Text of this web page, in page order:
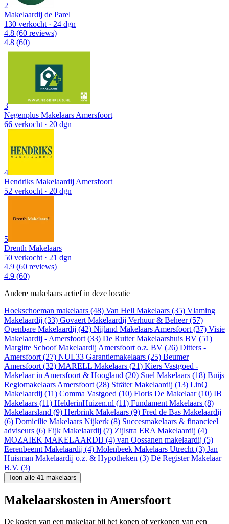
2
Makelaardij de Parel
130 verkocht · 24 dgn
4.8 (60 reviews)
4.8 (60)
3
Negenplus Makelaars Amersfoort
66 verkocht · 20 dgn
4
Hendriks Makelaardij Amersfoort
52 verkocht · 20 dgn
5
Drenth Makelaars
50 verkocht · 21 dgn
4.9 (60 reviews)
4.9 (60)
Andere makelaars actief in deze locatie
Hoekschoeman makelaars (48) Van Hell Makelaars (35) Vlaming
Makelaardij (33) Govaert Makelaardij Verhuur & Beheer (57)
Openbare Makelaardij (42) Nijland Makelaars Amersfoort (37) Visie
Makelaardij - Amersfoort (33) De Ruiter Makelaarshuis BV (51)
Margitte Schoof Makelaardij Amersfoort o.z. BV (26) Ditters -
Amersfoort (27) NUL33 Garantiemakelaars (25) Beumer
Amersfoort (32) MARELL Makelaars (21) Kiers Vastgoed -
Makelaar in Amersfoort & Hoogland (20) Snel Makelaars (18) Buijs
Regiomakelaars Amersfoort (28) Sträter Makelaardij (13) LinQ
Makelaardij (11) Comma Vastgoed (10) Floris De Makelaar (10) IB
Makelaars (11) HelderinHuizen.nl (11) Fundament Makelaars (8)
Makelaarsland (9) Herbrink Makelaars (9) Fred de Bas Makelaardij
(6) Domicilie Makelaars Nijkerk (8) Succesmakelaars & financieel
adviseurs (6) Eijk Makelaardij (7) Zijlstra ERA Makelaardij (4)
MOZAIEK MAKELAARDIJ (4) van Oossanen makelaardij (5)
Eerenbeemt Makelaardij (4) Molenbeek Makelaars Utrecht (3) Jan
Huisman Makelaardij o.z. & Hypotheken (3) Dé Register Makelaar
B.V. (3)
Toon alle 41 makelaars
Makelaarskosten in Amersfoort
De kosten van een makelaar bij het kopen of verkopen van een